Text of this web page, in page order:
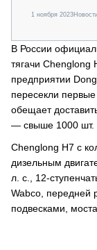
1 ноября 2023
В России
тягачи Chenglong
предприятии
пересекли
обещает
— свыше 1000 шт.
Chenglong H7 с
дизельным
л. с., 12-
Wabco, передней
подвесками,